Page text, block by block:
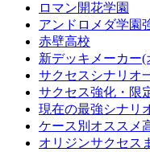
ロマン開花学園
アンドロメダ学園
赤壁高校
新デッキメーカー
サクセスシナリオ
サクセス強化・限
現在の最強シナリ
ケース別オススメ
オリジンサクセス